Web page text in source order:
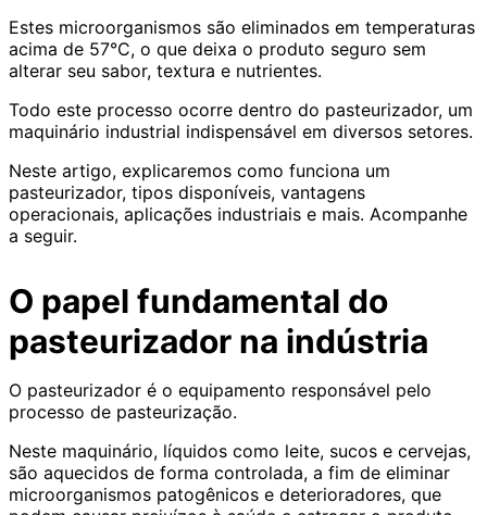
Estes microorganismos são eliminados em temperaturas
acima de 57°C, o que deixa o produto seguro sem
alterar seu sabor, textura e nutrientes.
Todo este processo ocorre dentro do pasteurizador, um
maquinário industrial indispensável em diversos setores.
Neste artigo, explicaremos como funciona um
pasteurizador, tipos disponíveis, vantagens
operacionais, aplicações industriais e mais. Acompanhe
a seguir.
O papel fundamental do
pasteurizador na indústria
O pasteurizador é o equipamento responsável pelo
processo de pasteurização.
Neste maquinário, líquidos como leite, sucos e cervejas,
são aquecidos de forma controlada, a fim de eliminar
microorganismos patogênicos e deterioradores, que